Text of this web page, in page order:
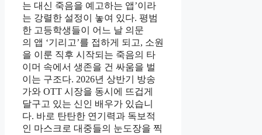
는 대신 죽음을 예고하는 앱’이라
는 강렬한 설정이 놓여 있다. 평범
한 고등학생들이 어느 날 의문
의 앱 ‘기리고’를 접하게 되고, 소원
을 이룬 직후 시작되는 죽음의 타
이머 속에서 생존을 건 싸움을 벌
이는 구조다. 2026년 상반기 방송
가와 OTT 시장을 동시에 뜨겁게
달구고 있는 신인 배우가 있습니
다. 바로 탄탄한 연기력과 독보적
인 마스크로 대중들의 눈도장을 찍